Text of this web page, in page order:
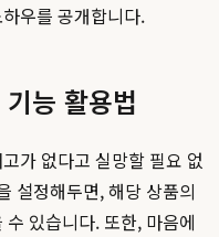
우를 공개합니다.
능 활용법
가 없다고 실망할 필요 없
설정해두면, 해당 상품의
있습니다. 또한, 마음에